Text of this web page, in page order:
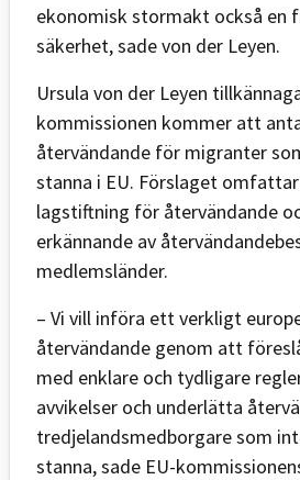
ekonomisk stormakt också en
säkerhet, sade von der Leyen.
Ursula von der Leyen
kommissionen kommer att
återvändande för migranter
stanna i EU. Förslaget
lagstiftning för återvändande
erkännande av
medlemsländer.
– Vi vill införa ett verkligt
återvändande genom att
med enklare och tydligare
avvikelser och underlätta
tredjelandsmedborgare som
stanna, sade EU-